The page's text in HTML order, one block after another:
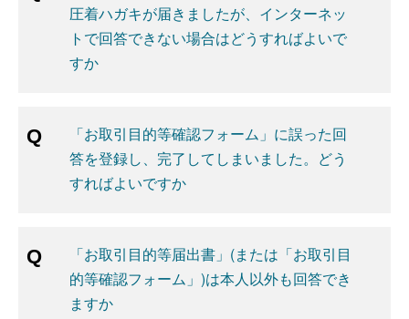
圧着ハガキが届きましたが、インターネッ
トで回答できない場合はどうすればよいで
すか
「お取引目的等確認フォーム」に誤った回
答を登録し、完了してしまいました。どう
すればよいですか
「お取引目的等届出書」(または「お取引目
的等確認フォーム」)は本人以外も回答でき
ますか